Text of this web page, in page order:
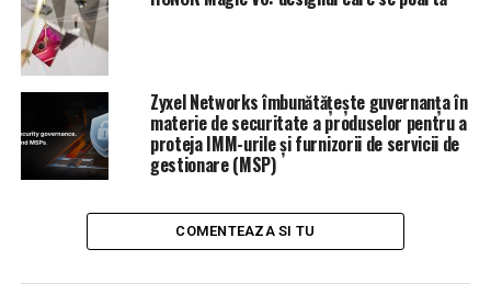
potrivitnews.ro
Preşedintele Tribunalului Timiş face apoi o trimitere la
lupta anticorupţie, dar şi la ”protocoalele multe şi
ascunse”.
ARTICOLE PE ACEIASI TEMA: PRIMA
URMATORUL
În sfârșit! Orașul din România care va avea în curând
Zyxel Networks îmbunătățește guvernanța în
materie de securitate a produselor pentru a
proteja IMM-urile și furnizorii de servicii de
gestionare (MSP)
COMENTEAZA SI TU